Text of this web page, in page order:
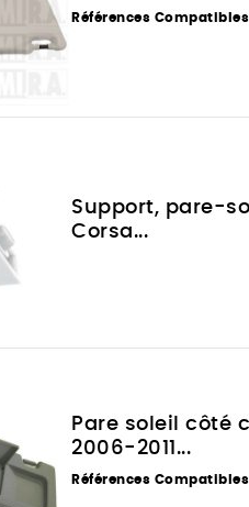
Références
Support, pare-
Corsa...
Pare soleil côté
2006-2011...
Références